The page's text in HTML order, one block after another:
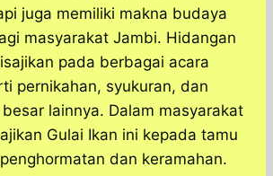
juga memiliki makna budaya
masyarakat Jambi. Hidangan
pada berbagai acara
pernikahan, syukuran, dan
lainnya. Dalam masyarakat
Gulai Ikan ini kepada tamu
dan keramahan.